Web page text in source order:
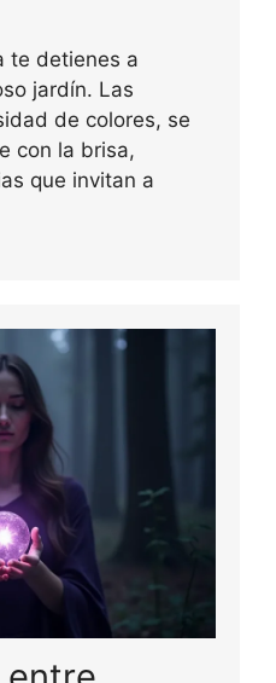
te detienes a
jardín. Las
de colores, se
con la brisa,
que invitan a